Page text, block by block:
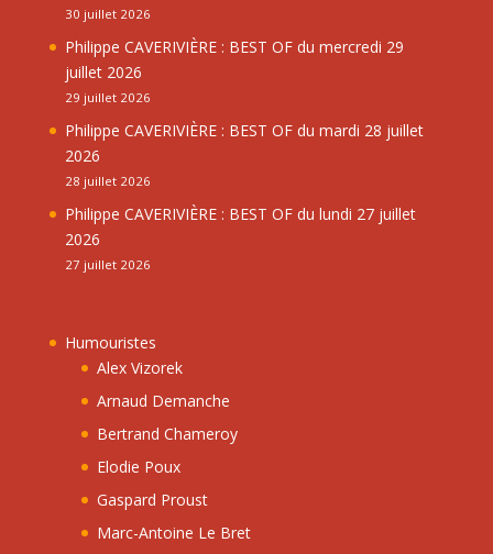
30 juillet 2026
Philippe CAVERIVIÈRE : BEST OF du mercredi 29
juillet 2026
29 juillet 2026
Philippe CAVERIVIÈRE : BEST OF du mardi 28 juillet
2026
28 juillet 2026
Philippe CAVERIVIÈRE : BEST OF du lundi 27 juillet
2026
27 juillet 2026
Humouristes
Alex Vizorek
Arnaud Demanche
Bertrand Chameroy
Elodie Poux
Gaspard Proust
Marc-Antoine Le Bret